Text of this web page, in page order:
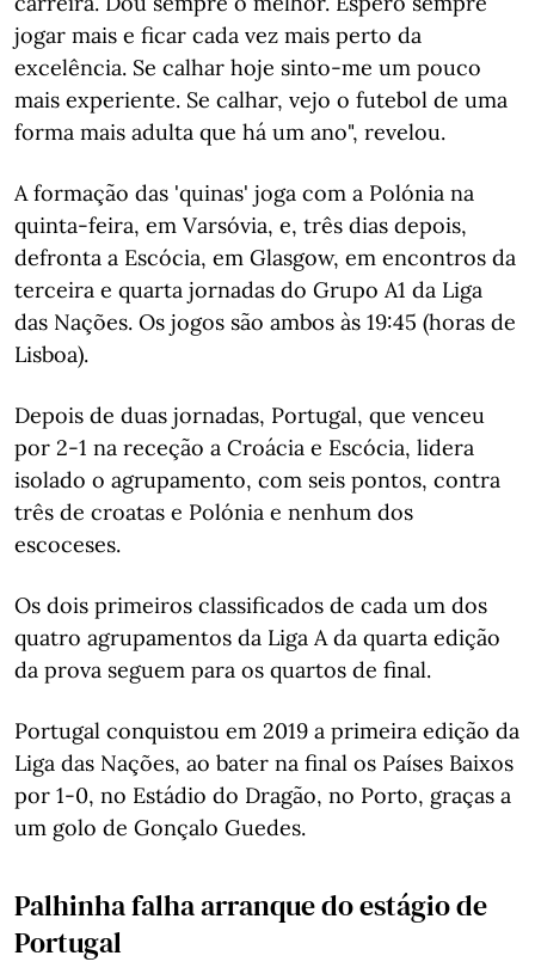
jogar mais e ficar cada vez mais perto da
excelência. Se calhar hoje sinto-me um pouco
mais experiente. Se calhar, vejo o futebol de uma
forma mais adulta que há um ano", revelou.
A formação das 'quinas' joga com a Polónia na
quinta-feira, em Varsóvia, e, três dias depois,
defronta a Escócia, em Glasgow, em encontros da
terceira e quarta jornadas do Grupo A1 da Liga
das Nações. Os jogos são ambos às 19:45 (horas de
Lisboa).
Depois de duas jornadas, Portugal, que venceu
por 2-1 na receção a Croácia e Escócia, lidera
isolado o agrupamento, com seis pontos, contra
três de croatas e Polónia e nenhum dos
escoceses.
Os dois primeiros classificados de cada um dos
quatro agrupamentos da Liga A da quarta edição
da prova seguem para os quartos de final.
Portugal conquistou em 2019 a primeira edição da
Liga das Nações, ao bater na final os Países Baixos
por 1-0, no Estádio do Dragão, no Porto, graças a
um golo de Gonçalo Guedes.
Palhinha falha arranque do estágio de
Portugal